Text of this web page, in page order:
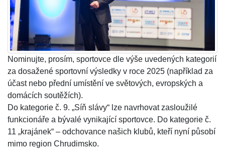
Nominujte, prosím, sportovce dle výše uvedených kategorií
za dosažené sportovní výsledky v roce 2025 (například za
účast nebo přední umístění ve světových, evropských a
domácích soutěžích).
Do kategorie č. 9. „Síň slávy“ lze navrhovat zasloužilé
funkcionáře a bývalé vynikající sportovce. Do kategorie č.
11 „krajánek“ – odchovance našich klubů, kteří nyní působí
mimo region Chrudimsko.